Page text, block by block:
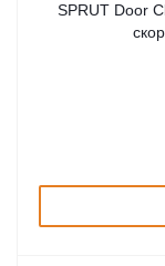
SPRUT Door